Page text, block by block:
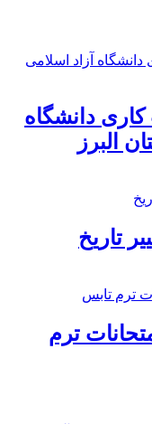
دانشگاه
البرز
تاریخ
ترم